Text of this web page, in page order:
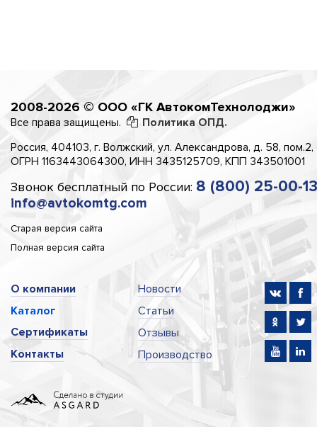
2008-2026 © ООО «ГК АвтокомТехнолоджи»
Все права защищены.
Политика ОПД.
Россия, 404103, г. Волжский, ул. Александрова, д. 58,
ОГРН 1163443064300, ИНН 3435125709, КПП 343501001
Звонок бесплатный по России: 8 (800) 25-00-
info@avtokomtg.com
Старая версия сайта
Полная версия сайта
О компании
Каталог
Сертификаты
Контакты
Новости
Статьи
Отзывы
Производство